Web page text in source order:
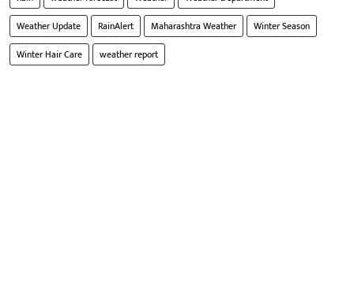
Weather Update
RainAlert Maharashtra Weather
Winter Season
Winter Hair Care
weather report